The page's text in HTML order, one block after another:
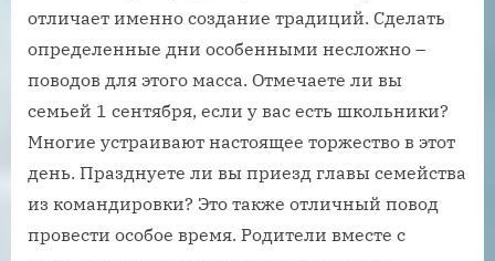
отличает именно создание традиций. Сделать
определенные дни особенными несложно –
поводов для этого масса. Отмечаете ли вы
семьей 1 сентября, если у вас есть школьники?
Многие устраивают настоящее торжество в этот
день. Празднуете ли вы приезд главы семейства
из командировки? Это также отличный повод
провести особое время. Родители вместе с